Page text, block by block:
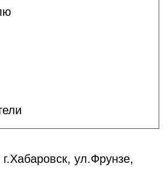
ул.Фрунзе,